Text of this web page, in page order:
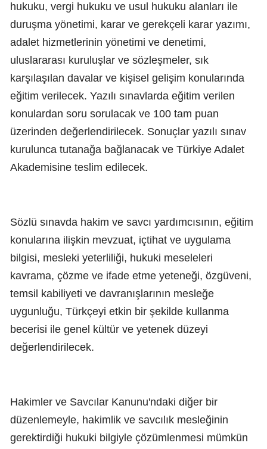
hukuku, vergi hukuku ve usul hukuku alanları ile
duruşma yönetimi, karar ve gerekçeli karar yazımı,
adalet hizmetlerinin yönetimi ve denetimi,
uluslararası kuruluşlar ve sözleşmeler, sık
karşılaşılan davalar ve kişisel gelişim konularında
eğitim verilecek. Yazılı sınavlarda eğitim verilen
konulardan soru sorulacak ve 100 tam puan
üzerinden değerlendirilecek. Sonuçlar yazılı sınav
kurulunca tutanağa bağlanacak ve Türkiye Adalet
Akademisine teslim edilecek.
Sözlü sınavda hakim ve savcı yardımcısının, eğitim
konularına ilişkin mevzuat, içtihat ve uygulama
bilgisi, mesleki yeterliliği, hukuki meseleleri
kavrama, çözme ve ifade etme yeteneği, özgüveni,
temsil kabiliyeti ve davranışlarının mesleğe
uygunluğu, Türkçeyi etkin bir şekilde kullanma
becerisi ile genel kültür ve yetenek düzeyi
değerlendirilecek.
Hakimler ve Savcılar Kanunu'ndaki diğer bir
düzenlemeyle, hakimlik ve savcılık mesleğinin
gerektirdiği hukuki bilgiyle çözümlenmesi mümkün